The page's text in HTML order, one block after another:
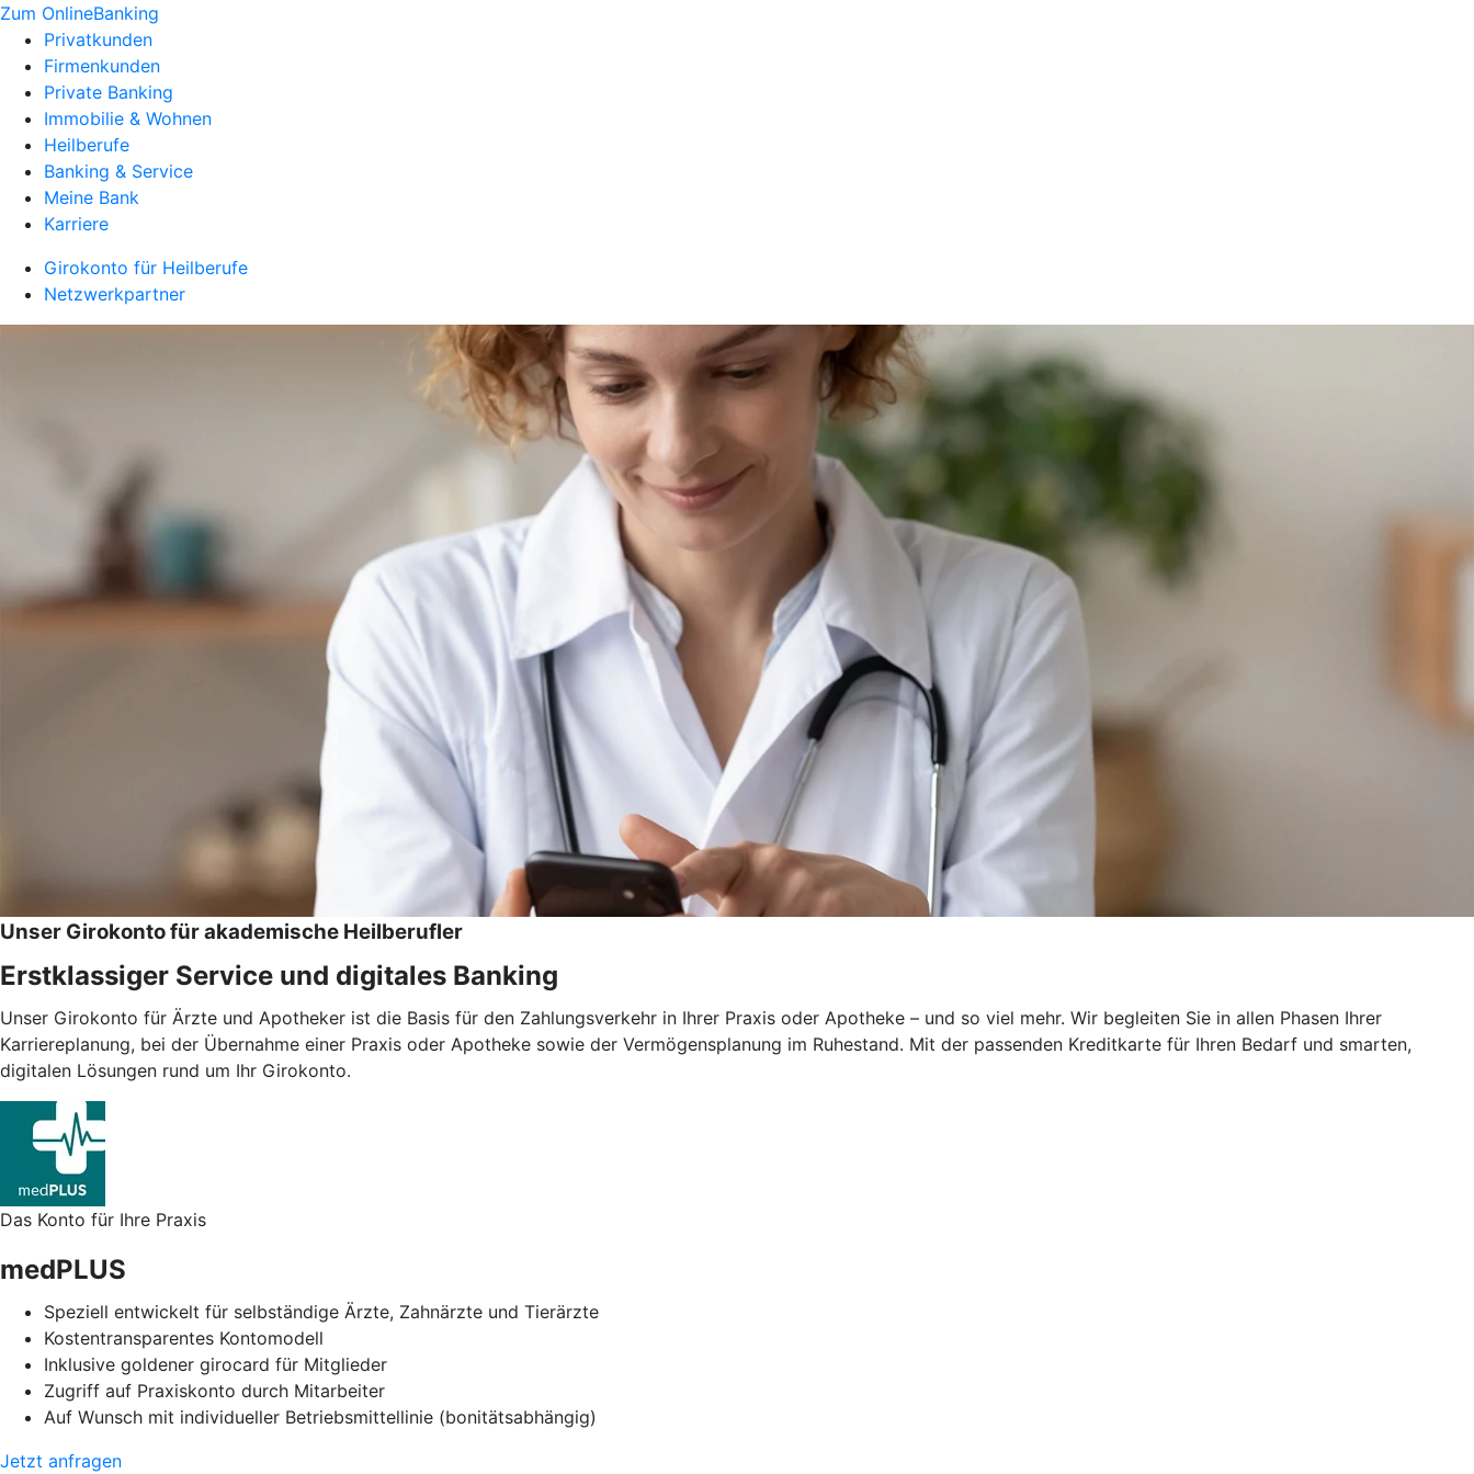
Zum OnlineBanking
Privatkunden
Firmenkunden
Private Banking
Immobilie & Wohnen
Heilberufe
Banking & Service
Meine Bank
Karriere
Girokonto für Heilberufe
Netzwerkpartner
Unser Girokonto für akademische Heilberufler
Erstklassiger Service und digitales Banking
Unser Girokonto für Ärzte und Apotheker ist die Basis für den Zahlungsverkehr in Ihrer Praxis oder Apotheke – und so viel mehr. Wir begleiten Sie in allen Phasen Ihrer
Karriereplanung, bei der Übernahme einer Praxis oder Apotheke sowie der Vermögensplanung im Ruhestand. Mit der passenden Kreditkarte für Ihren Bedarf und smarten,
digitalen Lösungen rund um Ihr Girokonto.
Das Konto für Ihre Praxis
medPLUS
Speziell entwickelt für selbständige Ärzte, Zahnärzte und Tierärzte
Kostentransparentes Kontomodell
Inklusive goldener girocard für Mitglieder
Zugriff auf Praxiskonto durch Mitarbeiter
Auf Wunsch mit individueller Betriebsmittellinie (bonitätsabhängig)
Jetzt anfragen